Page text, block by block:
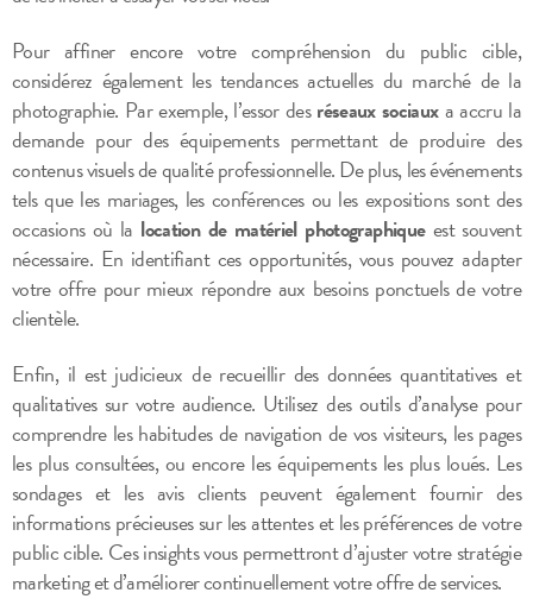
Pour affiner encore votre compréhension du public cible,
considérez également les tendances actuelles du marché de la
photographie. Par exemple, l’essor desréseaux sociauxa accru la
demande pour des équipements permettant de produire des
contenus visuels de qualité professionnelle. De plus, les événements
tels que les mariages, les conférences ou les expositions sont des
occasions où la location de matériel photographiqueest souvent
nécessaire. En identifiant ces opportunités, vous pouvez adapter
votre offre pour mieux répondre aux besoins ponctuels de votre
clientèle.
Enfin, il est judicieux de recueillir des données quantitatives et
qualitatives sur votre audience. Utilisez des outils d’analyse pour
comprendre les habitudes de navigation de vos visiteurs, les pages
les plus consultées, ou encore les équipements les plus loués. Les
sondages et les avis clients peuvent également fournir des
informations précieuses sur les attentes et les préférences de votre
public cible. Ces insights vous permettront d’ajuster votre stratégie
marketing et d’améliorer continuellement votre offre de services.